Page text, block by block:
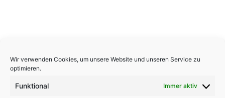
Wir verwenden Cookies, um unsere Website und unseren Service zu
optimieren.
Funktional Immer aktiv